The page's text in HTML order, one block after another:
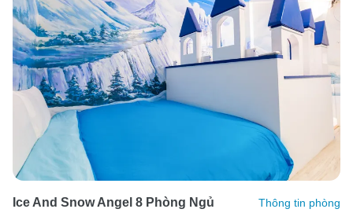
Ice And Snow Angel 8 Phòng Ngủ Thông tin phòng